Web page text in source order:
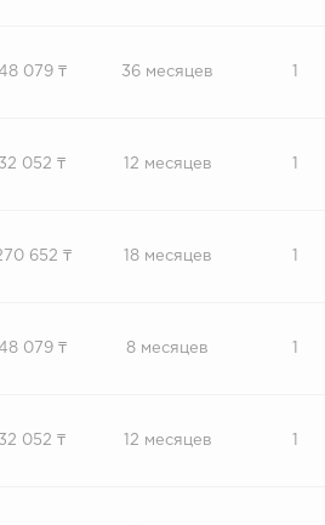
079 ₸ 36 месяцев
052 ₸ 12 месяцев
270 652 ₸ 18 месяцев
079 ₸ 8 месяцев
052 ₸ 12 месяцев